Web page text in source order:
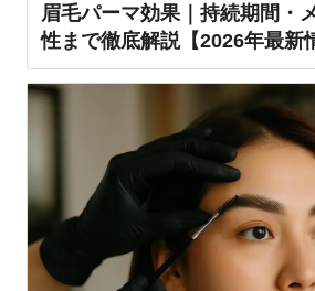
眉毛パーマ効果｜持続期間・
性まで徹底解説【2026年最新